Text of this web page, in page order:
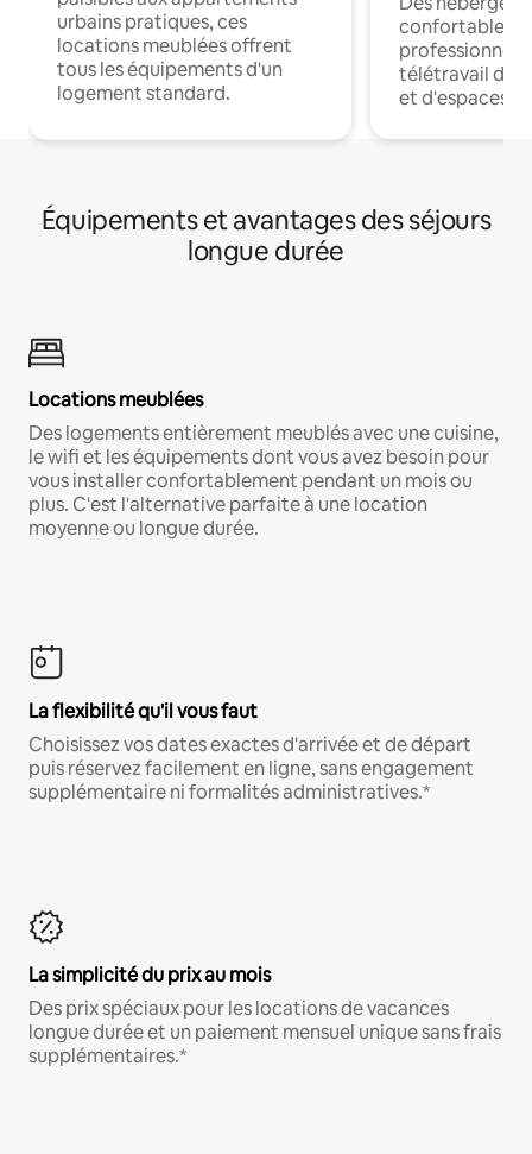
urbains pratiques, ces
locations meublées offrent
tous les équipements d'un
logement standard.
confortables
professionnels
télétravail
et d'espaces
Équipements et avantages des séjours
longue durée
Locations meublées
Des logements entièrement meublés avec une cuisine,
le wifi et les équipements dont vous avez besoin pour
vous installer confortablement pendant un mois ou
plus. C'est l'alternative parfaite à une location
moyenne ou longue durée.
La flexibilité qu'il vous faut
Choisissez vos dates exactes d'arrivée et de départ
puis réservez facilement en ligne, sans engagement
supplémentaire ni formalités administratives.*
La simplicité du prix au mois
Des prix spéciaux pour les locations de vacances
longue durée et un paiement mensuel unique sans frais
supplémentaires.*